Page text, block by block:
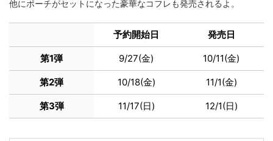
他にポーチがセットになった豪華なコフレも発売されるよ。
予約開始日 発売日
第1弾 9/27(金) 10/11(金)
第2弾 10/18(金) 11/1(金)
第3弾 11/17(日) 12/1(日)